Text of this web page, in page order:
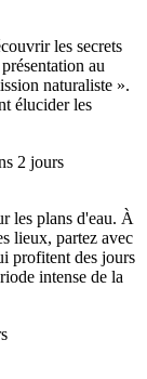
les secrets
au
naturaliste ».
élucider les
2 jours
les plans d'eau. À
lieux, partez avec
profitent des jours
intense de la